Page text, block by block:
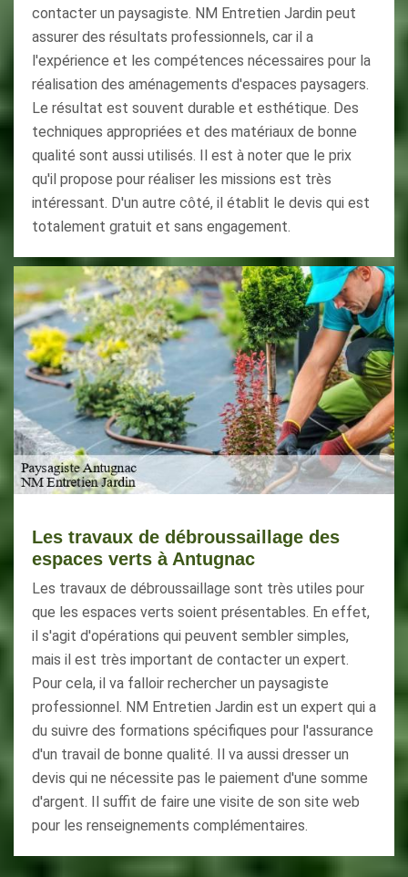
contacter un paysagiste. NM Entretien Jardin peut
assurer des résultats professionnels, car il a
l'expérience et les compétences nécessaires pour la
réalisation des aménagements d'espaces paysagers.
Le résultat est souvent durable et esthétique. Des
techniques appropriées et des matériaux de bonne
qualité sont aussi utilisés. Il est à noter que le prix
qu'il propose pour réaliser les missions est très
intéressant. D'un autre côté, il établit le devis qui est
totalement gratuit et sans engagement.
Les travaux de débroussaillage des
espaces verts à Antugnac
Les travaux de débroussaillage sont très utiles pour
que les espaces verts soient présentables. En effet,
il s'agit d'opérations qui peuvent sembler simples,
mais il est très important de contacter un expert.
Pour cela, il va falloir rechercher un paysagiste
professionnel. NM Entretien Jardin est un expert qui a
du suivre des formations spécifiques pour l'assurance
d'un travail de bonne qualité. Il va aussi dresser un
devis qui ne nécessite pas le paiement d'une somme
d'argent. Il suffit de faire une visite de son site web
pour les renseignements complémentaires.